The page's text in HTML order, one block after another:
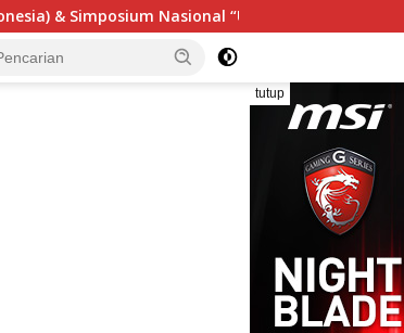
Undang Perekonomian Nasional dan
tutup